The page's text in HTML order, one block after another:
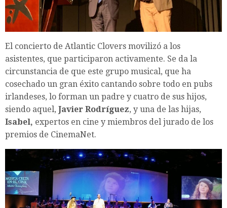
El concierto de Atlantic Clovers movilizó a los
asistentes, que participaron activamente. Se da la
circunstancia de que este grupo musical, que ha
cosechado un gran éxito cantando sobre todo en pubs
irlandeses, lo forman un padre y cuatro de sus hijos,
siendo aquel, Javier Rodríguez, y una de las hijas,
Isabel, expertos en cine y miembros del jurado de los
premios de CinemaNet.